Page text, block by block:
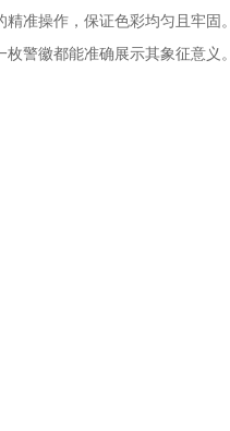
准操作，保证色彩均匀且牢固。
警徽都能准确展示其象征意义。